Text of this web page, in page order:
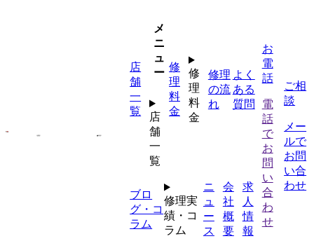
ッ
移
店
舗
一
覧
メ
ニ
ュ
ー
店
舗
一
覧
修
理
料
金
修
理
料
金
修理
の流
れ
よく
ある
質問
ブロ
グ・コ
ラム
修理実
績・コ
ラム
ニ
ュ
ー
ス
会
社
概
要
求
人
情
報
お
電
話
電
話
で
お
問
い
合
わ
せ
ご相
談
メー
ルで
お問
い合
わせ